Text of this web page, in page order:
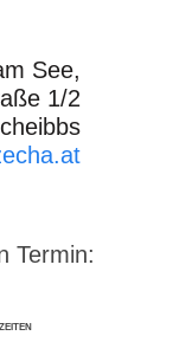
See,
1/2
Termin: